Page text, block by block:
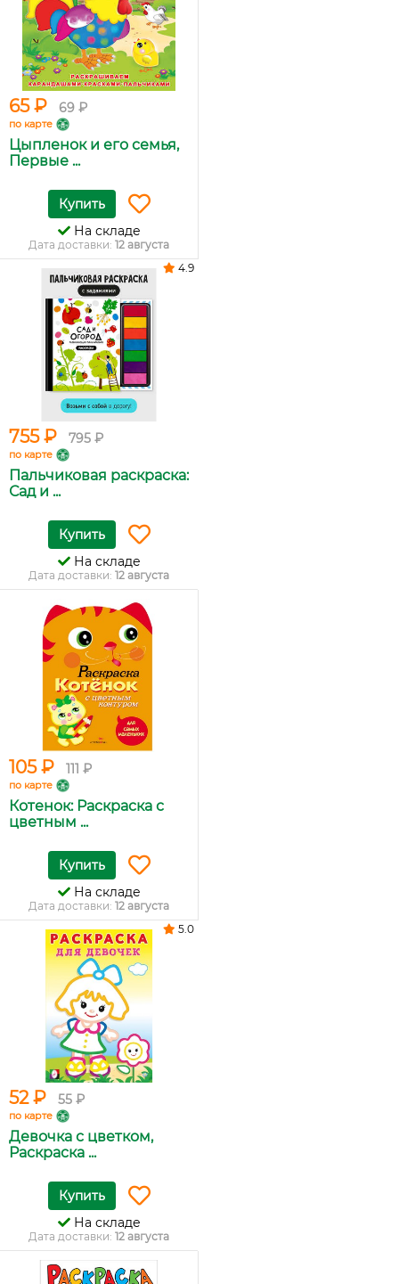
65 ₽ 69 ₽
по карте
Цыпленок и его семья,
Первые ...
Купить
На складе
Дата доставки: 12 августа
755 ₽ 795 ₽
по карте
Пальчиковая раскраска:
Сад и ...
4.9
Купить
На складе
Дата доставки: 12 августа
105 ₽ 111 ₽
по карте
Котенок: Раскраска с
цветным ...
Купить
На складе
Дата доставки: 12 августа
52 ₽ 55 ₽
по карте
Девочка с цветком,
Раскраска ...
5.0
Купить
На складе
Дата доставки: 12 августа